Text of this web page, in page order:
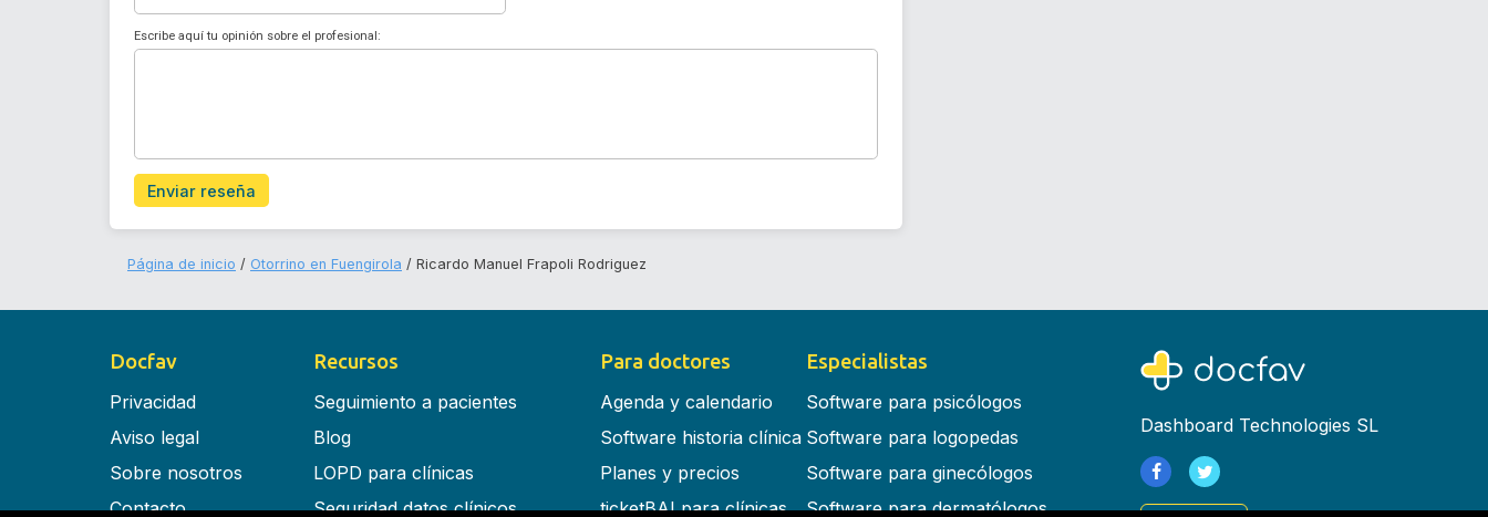
Escribe aquí tu opinión sobre el profesional:
Enviar reseña
Página de inicio Otorrino en Fuengirola Ricardo Manuel Frapoli Rodriguez
Docfav
Privacidad
Aviso legal
Sobre nosotros
Contacto
Recursos
Seguimiento a pacientes
Blog
LOPD para clínicas
Seguridad datos clínicos
Para doctores
Agenda y calendario
Software historia clínica
Planes y precios
ticketBAI para clínicas
Especialistas
Software para psicólogos
Software para logopedas
Software para ginecólogos
Software para dermatólogos
Dashboard Technologies SL